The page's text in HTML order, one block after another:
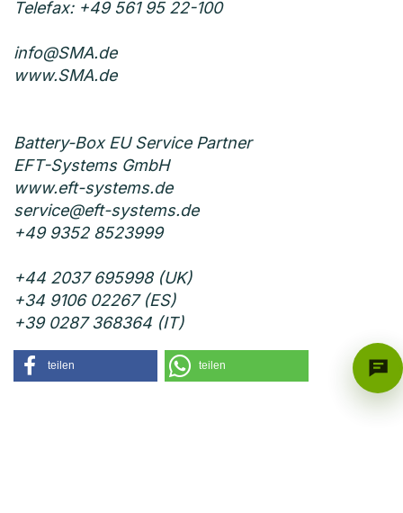
Telefax: +49 561 95 22-100
info@SMA.de
www.SMA.de
Battery-Box EU Service Partner
EFT-Systems GmbH
www.eft-systems.de
service@eft-systems.de
+49 9352 8523999
+44 2037 695998 (UK)
+34 9106 02267 (ES)
+39 0287 368364 (IT)
teilen teilen